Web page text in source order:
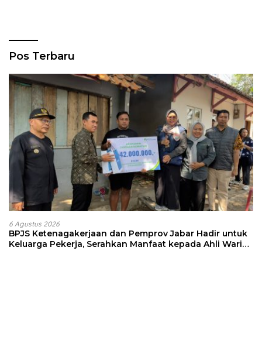
Pos Terbaru
6 Agustus 2026
BPJS Ketenagakerjaan dan Pemprov Jabar Hadir untuk
Keluarga Pekerja, Serahkan Manfaat kepada Ahli Waris